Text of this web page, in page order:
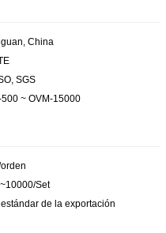
China
SGS
500 ~ OVM-15000
Set
de la exportación